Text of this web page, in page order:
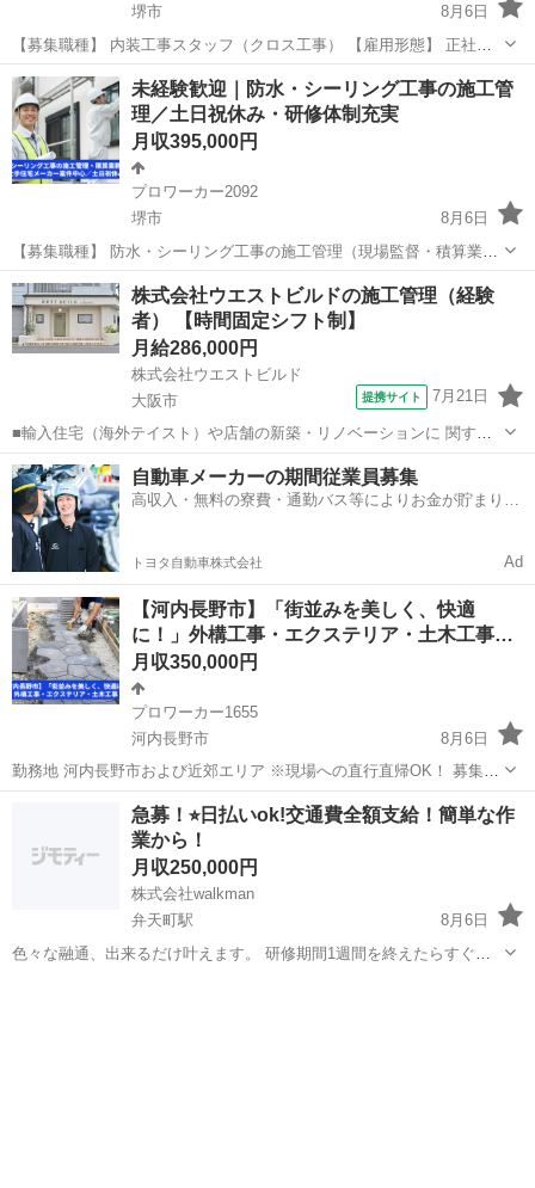
堺市
8月6日
【募集職種】 内装工事スタッフ（クロス工事） 【雇用形態】 正社員
※試用期間1ヶ月（給与条件に差異なし） ※経験により条件変動あり
（詳細は面接時に説明） ※契約期間の定めなし 【仕事内容】 新築一
軒...
大阪 堺市 内装職人 業務
未経験歓迎｜防水・シーリング工事の施工管
理／土日祝休み・研修体制充実
月収395,000円
プロワーカー2092
堺市
8月6日
【募集職種】 防水・シーリング工事の施工管理（現場監督・積算業
務） 【勤務時間】 9:00～17:30（実働7.5時間／休憩1時間） ※残業は
月平均27時間程度 ※原則18時以降の工事はありません ※繁忙期（...
大阪 堺市 施工管理
株式会社ウエストビルドの施工管理（経験
者） 【時間固定シフト制】
月給286,000円
株式会社ウエストビルド
大阪市
提携サイト 7月21日
■輸入住宅（海外テイスト）や店舗の新築・リノベーションに 関する
施工管理業務をお任せします。 施工管理は、現場がスムーズかつ安全
に 進むよう全体をコントロールし、統括するポジションです。 具体的
には… ◆工程管理：工期通...
大阪 大阪市 施工管理
自動車メーカーの期間従業員募集
高収入・無料の寮費・通勤バス等によりお金が貯まりや
トヨタ自動車株式会社 Ad
【河内長野市】「街並みを美しく、快適
に！」外構工事・エクステリア・土木工事ス
タ…
月収350,000円
プロワーカー1655
河内長野市
8月6日
勤務地 河内長野市および近郊エリア ※現場への直行直帰OK！ 募集職
種 外構工事スタッフ エクステリア施工スタッフ 土木工事スタッフ 未
経験者は基礎から学び、経験者はスキルを活かして活躍できます！住
環境を...
河内長野市 その他 未経験
急募！⭐︎日払いok!交通費全額支給！簡単な作
業から！
月収250,000円
株式会社walkman
弁天町駅
8月6日
色々な融通、出来るだけ叶えます。 研修期間1週間を終えたらすぐに